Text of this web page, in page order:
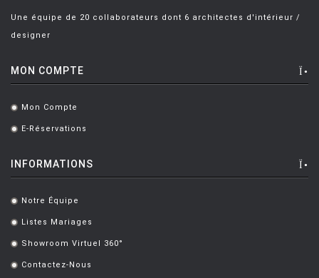
KARTELL
KNOLL
LIGNE ROSET
LOUIS POULSEN
Une équipe de 20 collaborateurs dont 6 architectes d'intérieur /
designer
MON COMPTE
. Mon Compte
. E-Réservations
INFORMATIONS
. Notre Équipe
. Listes Mariages
. Showroom Virtuel 360°
. Contactez-Nous